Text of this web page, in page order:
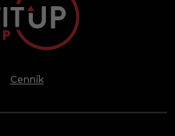
Cenník